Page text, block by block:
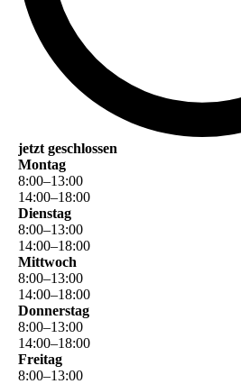
jetzt geschlossen
Montag
8:00–13:00
14:00–18:00
Dienstag
8:00–13:00
14:00–18:00
Mittwoch
8:00–13:00
14:00–18:00
Donnerstag
8:00–13:00
14:00–18:00
Freitag
8:00–13:00